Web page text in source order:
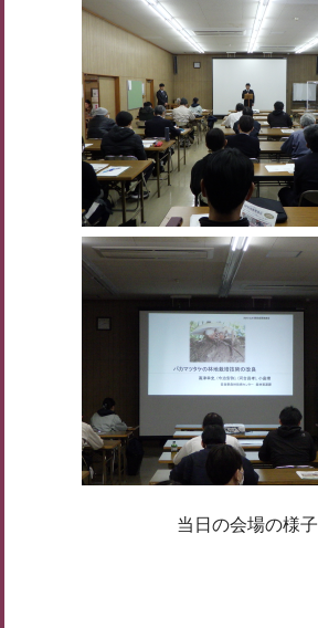
当日の会場の様子